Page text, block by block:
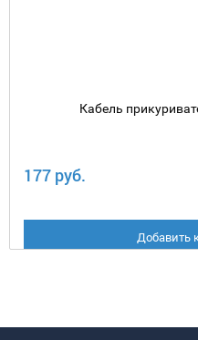
Кабель
177 руб.
Добавить